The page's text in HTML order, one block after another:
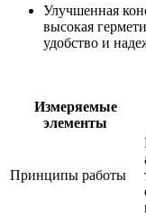
Улучшенная
высокая
удобство и
Измеряемые
элементы
Принципы работы